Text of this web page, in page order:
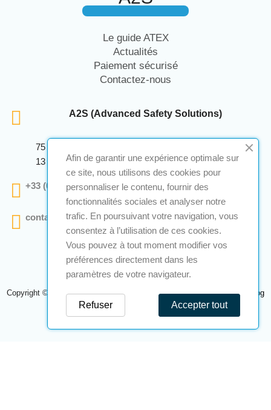
Le guide ATEX
Actualités
Paiement sécurisé
Contactez-nous
A2S (Advanced Safety Solutions)
75 Avenue Marcellin Berthelot Anthelios Bâtiment E
13 290 Aix En Provence
+33 (0)4 12 28 00 69
contact@a2s-atex.com
Copyright © 2026 A2S Atex. Tous droits réservés. Une réalisationNavilog
Afin de garantir une expérience optimale sur
ce site, nous utilisons des cookies pour
personnaliser le contenu, fournir des
fonctionnalités sociales et analyser notre
trafic. En poursuivant votre navigation, vous
consentez à l’utilisation de ces cookies.
Vous pouvez à tout moment modifier vos
préférences directement dans les
paramètres de votre navigateur.
Accepter tout
Refuser